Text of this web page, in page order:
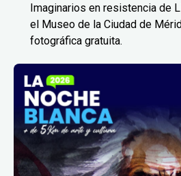
Imaginarios en resistencia de
el Museo de la Ciudad de
fotográfica gratuita.